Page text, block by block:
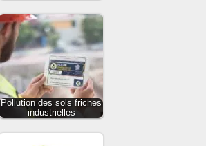
Pollution des sols friches
industrielles